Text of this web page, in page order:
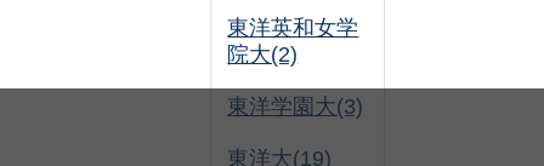
東洋英和女学
院大(2)
東洋学園大(3)
東洋大(19)